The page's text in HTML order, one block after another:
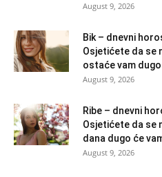
August 9, 2026
Bik – dnevni
Osjetićete da se
ostaće vam
August 9, 2026
Ribe – dnevni
Osjetićete da se
dana dugo će
August 9, 2026